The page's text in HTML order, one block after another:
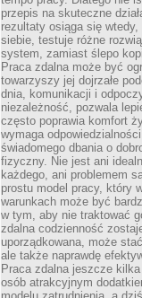
przepis na skuteczne
rezultaty osiąga się wtedy,
siebie, testuje różne
system, zamiast ślepo
Praca zdalna może być
towarzyszy jej dojrzałe
dnia, komunikacji i
niezależność, pozwala
często poprawia komfort
wymaga
świadomego dbania o
fizyczny. Nie jest ani
każdego, ani problemem
prostu model pracy, który
warunkach może być
w tym, aby nie traktować
zdalna codzienność
uporządkowana, może
ale także naprawdę
Praca zdalna jeszcze
osób atrakcyjnym